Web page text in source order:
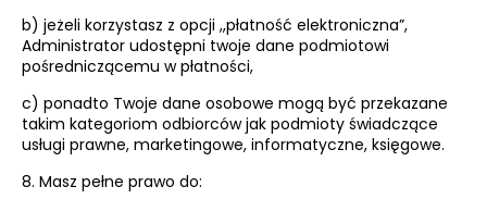
b) jeżeli korzystasz z opcji ,,płatność elektroniczna”,
Administrator udostępni twoje dane podmiotowi
pośredniczącemu w płatności,
c) ponadto Twoje dane osobowe mogą być przekazane
takim kategoriom odbiorców jak podmioty świadczące
usługi prawne, marketingowe, informatyczne, księgowe.
8. Masz pełne prawo do: